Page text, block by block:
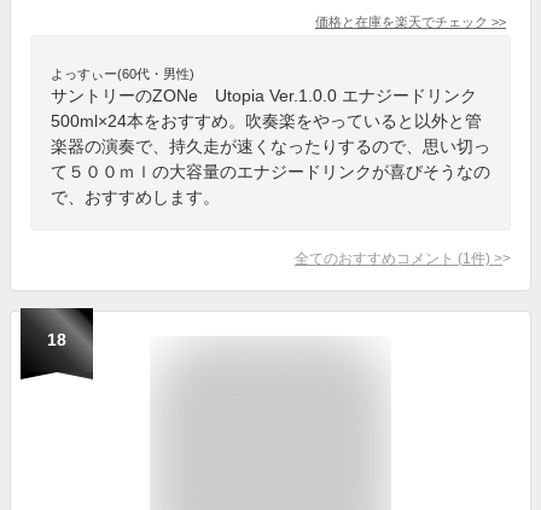
価格と在庫を楽天でチェック >>
よっすぃー(60代・男性)
サントリーのZONe Utopia Ver.1.0.0 エナジードリンク
500ml×24本をおすすめ。吹奏楽をやっていると以外と管
楽器の演奏で、持久走が速くなったりするので、思い切っ
て５００ｍｌの大容量のエナジードリンクが喜びそうなの
で、おすすめします。
全てのおすすめコメント (1 件) >
18